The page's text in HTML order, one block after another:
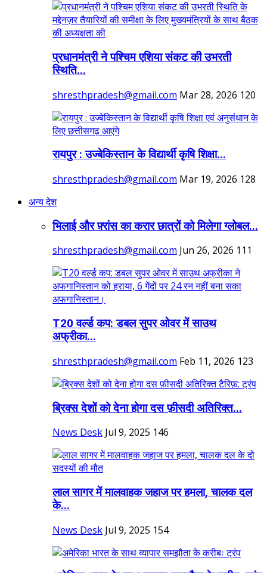
प्रधानमंत्री ने पश्चिम एशिया संकट की उभरती
स्थिति...
shresthpradesh@gmail.com Mar 28, 2026 120
रायपुर : उज्बेकिस्तान के विद्यार्थी कृषि शिक्षा...
shresthpradesh@gmail.com Mar 19, 2026 128
अन्य देश
भिलाई और फ़्रांस का करार छात्रों को मिलेगा ग्लोबल...
shresthpradesh@gmail.com Jun 26, 2026 111
T20 वर्ल्ड कप: डबल सुपर ओवर में साउथ
अफ्रीका...
shresthpradesh@gmail.com Feb 11, 2026 123
ब्रिक्स देशों को देना होगा दस फ़ीसदी अतिरिक्त...
News Desk Jul 9, 2025 146
लाल सागर में मालवाहक जहाज पर हमला, चालक दल
के...
News Desk Jul 9, 2025 154